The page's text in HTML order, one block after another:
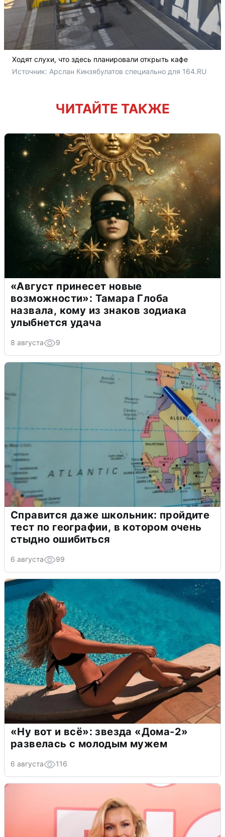
Ходят слухи, что здесь планировали открыть кафе
Источник: Арслан Кинзябулатов специально для 164.RU
ЧИТАЙТЕ ТАКЖЕ
«Август принесет новые
возможности»: Тамара Глоба
назвала, кому из знаков зодиака
улыбнется удача
8 августа 9
Справится даже школьник: пройдите
тест по географии, в котором очень
стыдно ошибиться
6 августа 99
«Ну вот и всё»: звезда «Дома-2»
развелась с молодым мужем
6 августа 116